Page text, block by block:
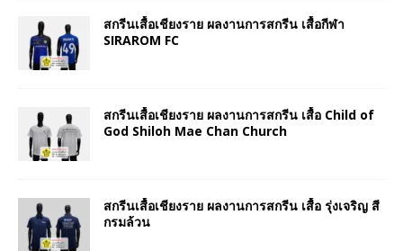
สกรีนเสื้อเชียงราย ผลงานการสกรีน เสื้อกีฬา
SIRAROM FC
สกรีนเสื้อเชียงราย ผลงานการสกรีน เสื้อ Child of
God Shiloh Mae Chan Church
สกรีนเสื้อเชียงราย ผลงานการสกรีน เสื้อ รุ่งเจริญ สี
กรมล้วน